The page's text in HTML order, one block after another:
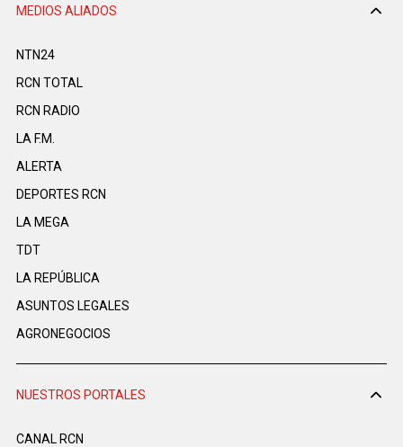
MEDIOS ALIADOS
NTN24
RCN TOTAL
RCN RADIO
LA F.M.
ALERTA
DEPORTES RCN
LA MEGA
TDT
LA REPÚBLICA
ASUNTOS LEGALES
AGRONEGOCIOS
NUESTROS PORTALES
CANAL RCN